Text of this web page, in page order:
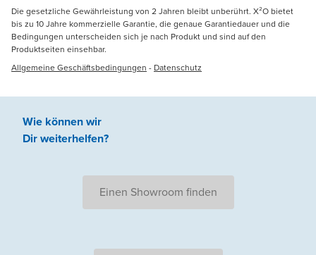
Die gesetzliche Gewährleistung von 2 Jahren bleibt unberührt. X²O bietet
bis zu 10 Jahre kommerzielle Garantie, die genaue Garantiedauer und die
Bedingungen unterscheiden sich je nach Produkt und sind auf den
Produktseiten einsehbar.
Allgemeine Geschäftsbedingungen - Datenschutz
Wie können wir
Dir weiterhelfen?
Einen Showroom finden